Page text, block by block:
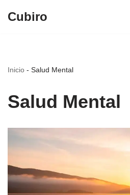
Cubiro
Inicio - Salud Mental
Salud Mental